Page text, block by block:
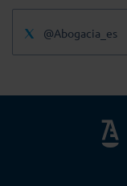
@Abogacia_es